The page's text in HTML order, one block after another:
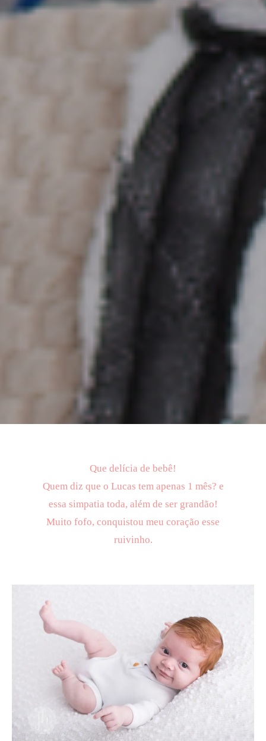
Que delícia de bebê!
Quem diz que o Lucas tem apenas 1 mês? e
essa simpatia toda, além de ser grandão!
Muito fofo, conquistou meu coração esse
ruivinho.